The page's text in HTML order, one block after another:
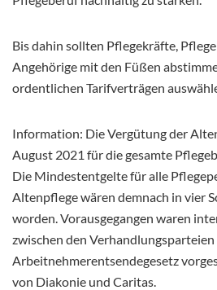
Bis dahin sollten Pflegekräfte,
Angehörige mit den Füßen
ordentlichen Tarifverträgen
Information: Die Vergütung der
August 2021 für die gesamte
Die Mindestentgelte für alle
Altenpflege wären demnach in vier
worden. Vorausgegangen waren
zwischen den
Arbeitnehmerentsendegesetz
von Diakonie und Caritas.